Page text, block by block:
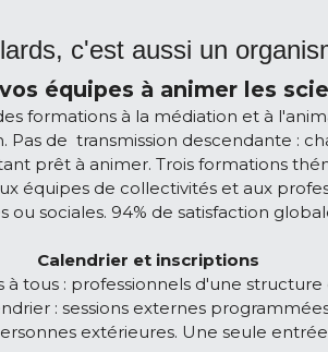
c'est aussi un
équipes à animer les
formations à la médiation et à
Pas de  transmission descendante :
prêt à animer. Trois formations
équipes de collectivités et aux
ou sociales. 94% de satisfaction
Calendrier et inscriptions
tous : professionnels d'une
: sessions externes
extérieures. Une seule